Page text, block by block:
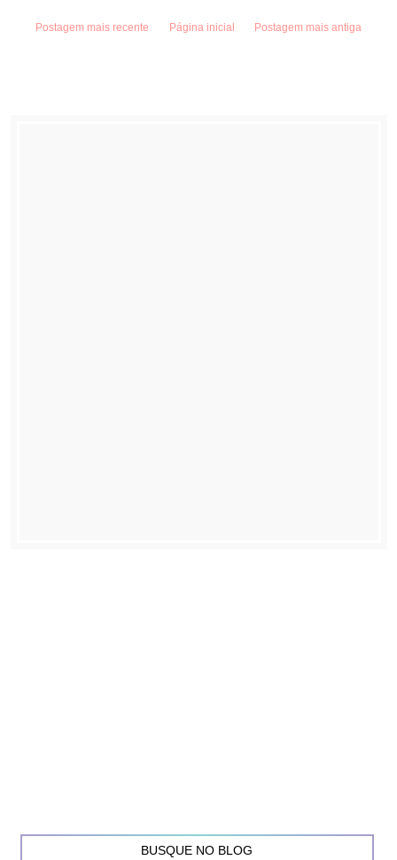
Postagem mais recente Postagem mais antiga
Página inicial
BUSQUE NO BLOG